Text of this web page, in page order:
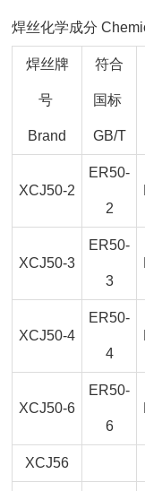
焊丝化学成分
焊丝牌
号
Brand
符合
国标
GB/T
XCJ50-2
ER50-
2
XCJ50-3
ER50-
3
XCJ50-4
ER50-
4
XCJ50-6
ER50-
6
XCJ56